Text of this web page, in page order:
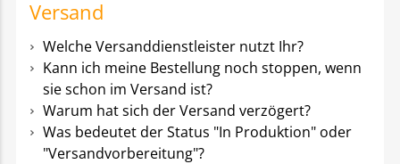
Versand
Welche Versanddienstleister nutzt Ihr?
Kann ich meine Bestellung noch stoppen, wenn
sie schon im Versand ist?
Warum hat sich der Versand verzögert?
Was bedeutet der Status "In Produktion" oder
"Versandvorbereitung"?